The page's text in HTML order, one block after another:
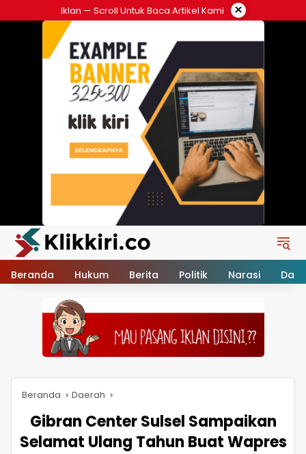
ke
Iklan — Scroll Untuk Baca Artikel Kami ×
Beranda Hukum Berita Politik Narasi
Beranda Daerah
Gibran Center Sulsel Sampaikan
Selamat Ulang Tahun Buat Wapres